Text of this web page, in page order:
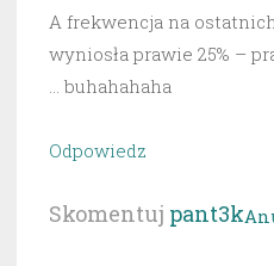
A frekwencja na
wyniosła prawie 25% –
… buhahahaha
Odpowiedz
Skomentuj pant3k